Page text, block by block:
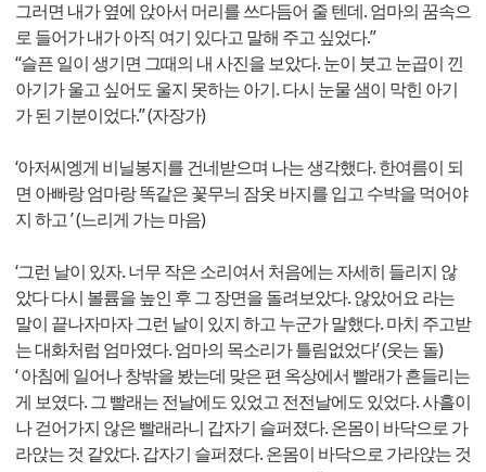
그러면 내가 옆에 앉아서 머리를 쓰다듬어 줄 텐데. 엄마의 꿈속으
로 들어가 내가 아직 여기 있다고 말해 주고 싶었다.”
“슬픈 일이 생기면 그때의 내 사진을 보았다. 눈이 붓고 눈곱이 낀
아기가 울고 싶어도 울지 못하는 아기. 다시 눈물 샘이 막힌 아기
가 된 기분이었다.” (자장가)
‘아저씨엥게 비닐봉지를 건네받으며 나는 생각했다. 한여름이 되
면 아빠랑 엄마랑 똑같은 꽃무늬 잠옷 바지를 입고 수박을 먹어야
지 하고 ’ (느리게 가는 마음)
‘그런 날이 있자. 너무 작은 소리여서 처음에는 자세히 들리지 않
았다 다시 볼륨을 높인 후 그 장면을 돌려보았다. 않았어요 라는
말이 끝나자마자 그런 날이 있지 하고 누군가 말했다. 마치 주고받
는 대화처럼 엄마였다. 엄마의 목소리가 틀림없었다’ (웃는 돌)
‘ 아침에 일어나 창밖을 봤는데 맞은 편 옥상에서 빨래가 흔들리는
게 보였다. 그 빨래는 전날에도 있었고 전전날에도 있었다. 사흘이
나 걷어가지 않은 빨래라니 갑자기 슬퍼졌다. 온몸이 바닥으로 가
라앉는 것 같았다. 갑자기 슬퍼졌다. 온몸이 바닥으로 가라앉는 것